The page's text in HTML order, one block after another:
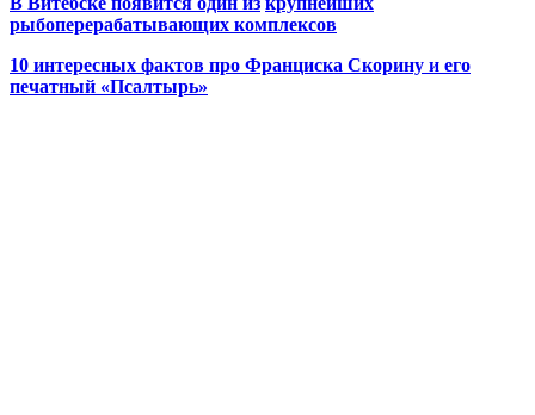
рыбоперерабатывающих комплексов
10 интересных фактов про Франциска Скорину и его
печатный «Псалтырь»